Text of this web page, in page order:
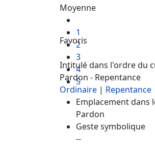
Moyenne
1
2
3
4
5
Favoris
Intitulé dans l'ordre du
Pardon - Repentance
Ordinaire | Repentance
Emplacement dans
Pardon
Geste symbolique
--